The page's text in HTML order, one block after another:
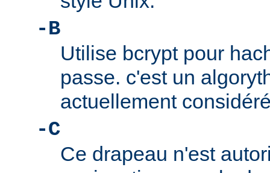
-B
Utilise bcrypt pour
passe. c'est un
actuellement
-C
Ce drapeau n'est